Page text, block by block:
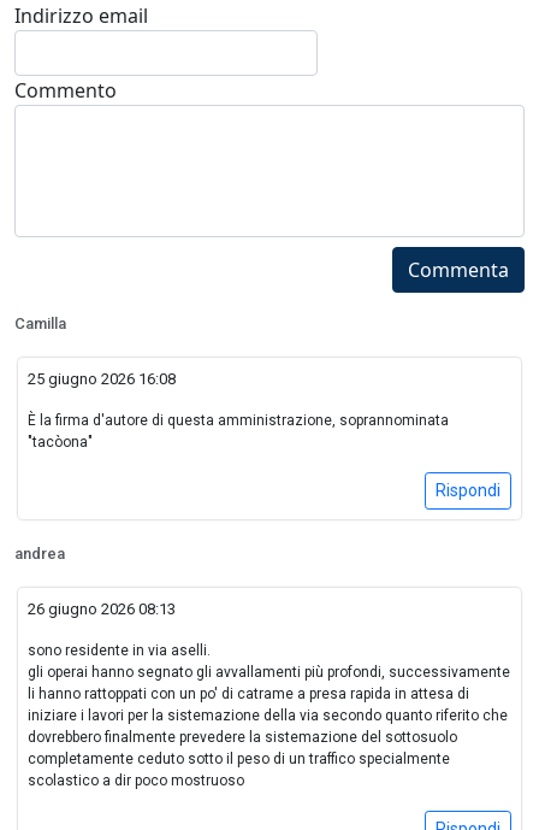
Indirizzo email
Commento
Commenta
Camilla
25 giugno 2026 16:08
È la firma d'autore di questa amministrazione, soprannominata
"tacòona"
Rispondi
andrea
26 giugno 2026 08:13
sono residente in via aselli.
gli operai hanno segnato gli avvallamenti più profondi, successivamente
li hanno rattoppati con un po' di catrame a presa rapida in attesa di
iniziare i lavori per la sistemazione della via secondo quanto riferito che
dovrebbero finalmente prevedere la sistemazione del sottosuolo
completamente ceduto sotto il peso di un traffico specialmente
scolastico a dir poco mostruoso